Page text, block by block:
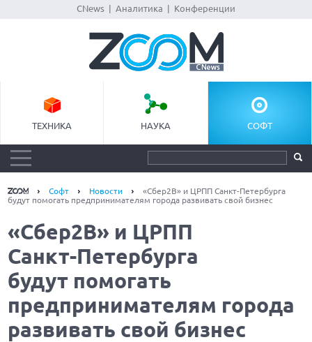
CNews Аналитика Конференции
ТЕХНИКА НАУКА СОФТ
Софт Новости
«Сбер2B» и ЦРПП Санкт-Петербурга
будут помогать предпринимателям города развивать свой бизнес
«Сбер2B» и ЦРПП
Санкт-Петербурга
будут помогать
предпринимателям города
развивать свой бизнес